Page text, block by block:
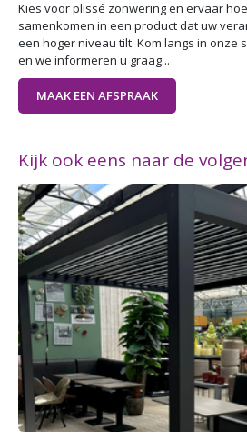
Kies voor plissé zonwering en ervaar
samenkomen in een product dat uw
een hoger niveau tilt. Kom langs in onze
en we informeren u graag...
MAAK EEN AFSPRAAK
Kijk ook eens naar de